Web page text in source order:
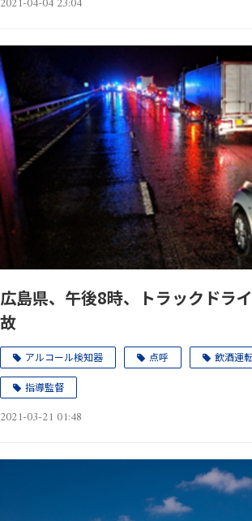
広島県、午後8時、トラックドラ
故
アルコール検知器 点呼 飲酒運
指導監督
2021-03-21 01:48